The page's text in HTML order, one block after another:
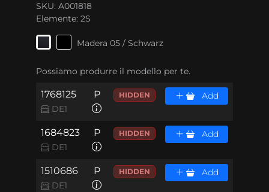
SKU: A001818
Elemente: 2S
Madera 05 / Schwarz
Possiamo produrre il modello per te.
1768125
DE1
P HIDDEN Add
1684823
DE1
P HIDDEN Add
1510686
DE1
P HIDDEN Add